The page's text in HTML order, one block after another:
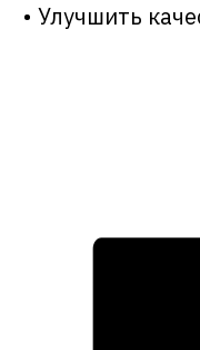
• Улучшить